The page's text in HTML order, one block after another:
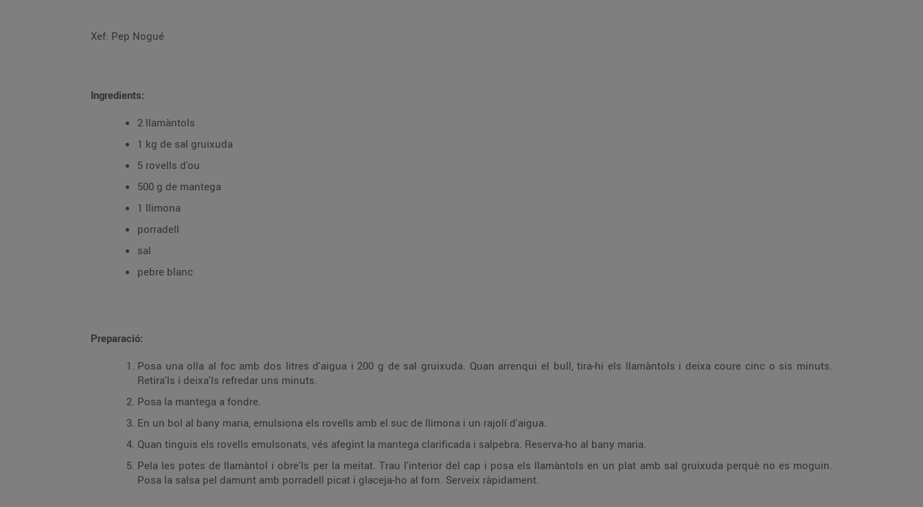
Xef: Pep Nogué
Ingredients:
2 llamàntols
1 kg de sal gruixuda
5 rovells d'ou
500 g de mantega
1 llimona
porradell
sal
pebre blanc
Preparació:
Posa una olla al foc amb dos litres d'aigua i 200 g de sal gruixuda. Quan arrenqui el bull, tira-hi els llamàntols i deixa coure cinc o sis minuts.
Retira'ls i deixa'ls refredar uns minuts.
Posa la mantega a fondre.
En un bol al bany maria, emulsiona els rovells amb el suc de llimona i un rajolí d'aigua.
Quan tinguis els rovells emulsonats, vés afegint la mantega clarificada i salpebra. Reserva-ho al bany maria.
Pela les potes de llamàntol i obre'ls per la meitat. Trau l'interior del cap i posa els llamàntols en un plat amb sal gruixuda perquè no es moguin.
Posa la salsa pel damunt amb porradell picat i glaceja-ho al forn. Serveix ràpidament.